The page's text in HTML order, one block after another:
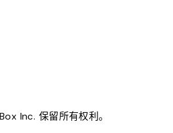
Inc. 保留所有权利。